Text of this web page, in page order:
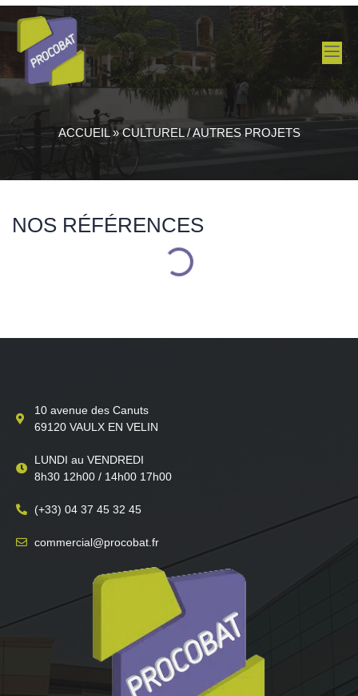
ACCUEIL»CULTUREL / AUTRES PROJETS
NOS RÉFÉRENCES
10 avenue des Canuts
69120 VAULX EN VELIN
LUNDI au VENDREDI
8h30 12h00 / 14h00 17h00
(+33) 04 37 45 32 45
commercial@procobat.fr